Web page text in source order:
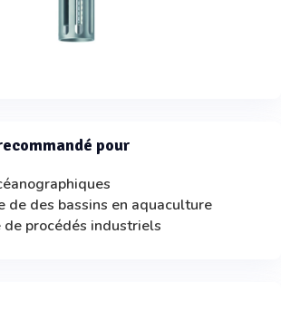
pour
de des bassins en aquaculture
procédés industriels